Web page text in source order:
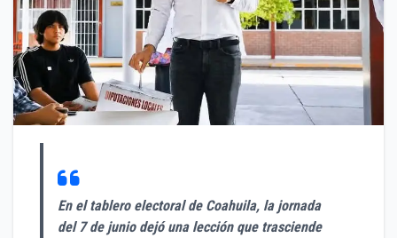
En el tablero electoral de Coahuila, la jornada
del 7 de junio dejó una lección que trasciende